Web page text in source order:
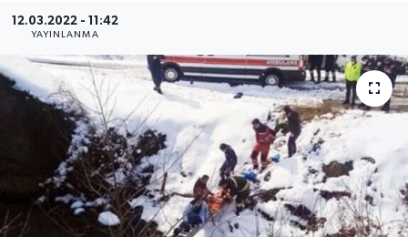
12.03.2022 - 11:42
YAYINLANMA
Medya
Sağlık
Sinema
Sivil Toplum
Siyaset